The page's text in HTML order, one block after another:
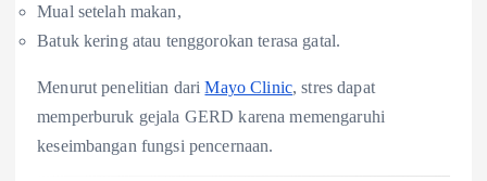
Mual setelah makan,
Batuk kering atau tenggorokan terasa gatal.
Menurut penelitian dariMayo Clinic, stres dapat
memperburuk gejala GERD karena memengaruhi
keseimbangan fungsi pencernaan.